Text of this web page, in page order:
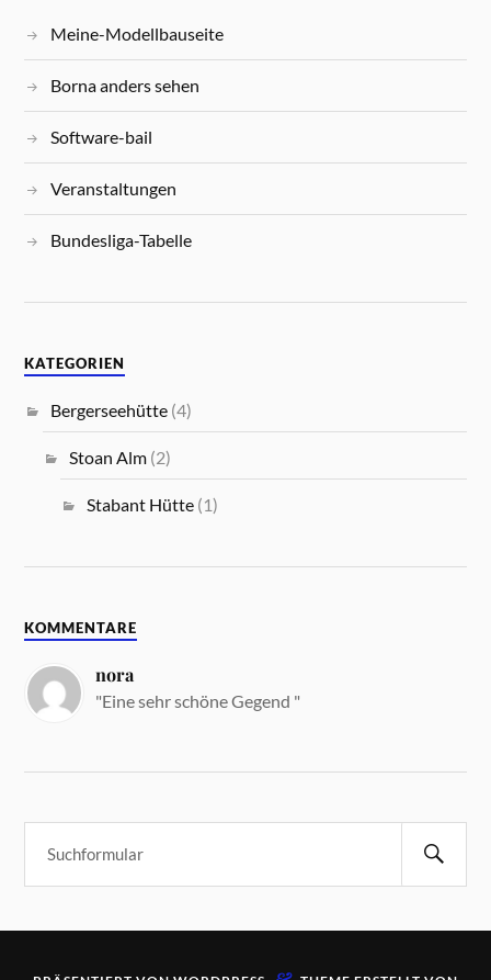
Meine-Modellbauseite
Borna anders sehen
Software-bail
Veranstaltungen
Bundesliga-Tabelle
KATEGORIEN
Bergerseehütte (4)
Stoan Alm(2)
Stabant Hütte(1)
KOMMENTARE
nora
"Eine sehr schöne Gegend "